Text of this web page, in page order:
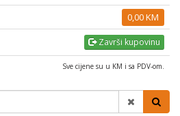
0,00 KM
Završi kupovinu
Sve cijene su u KM i sa PDV-om.